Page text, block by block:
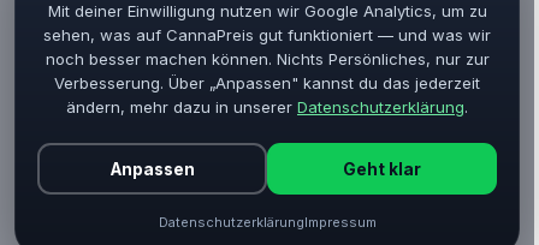
Mit deiner Einwilligung nutzen wir Google Analytics, um zu
sehen, was auf CannaPreis gut funktioniert — und was wir
noch besser machen können. Nichts Persönliches, nur zur
Verbesserung. Über „Anpassen" kannst du das jederzeit
ändern, mehr dazu in unserer Datenschutzerklärung.
Anpassen Geht klar
DatenschutzerklärungImpressum